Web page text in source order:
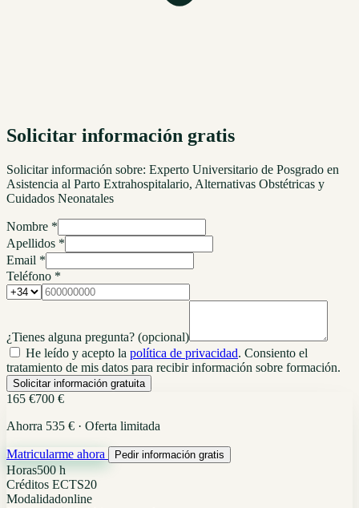
Solicitar información gratis
Solicitar información sobre: Experto Universitario de Posgrado en
Asistencia al Parto Extrahospitalario, Alternativas Obstétricas y
Cuidados Neonatales
Nombre *
Apellidos *
Email *
Teléfono *
¿Tienes alguna pregunta? (opcional)
He leído y acepto la política de privacidad. Consiento el
tratamiento de mis datos para recibir información sobre formación.
Solicitar información gratuita
165 €700 €
Ahorra 535 € · Oferta limitada
Matricularme ahora Pedir información gratis
Horas500 h
Créditos ECTS20
Modalidadonline